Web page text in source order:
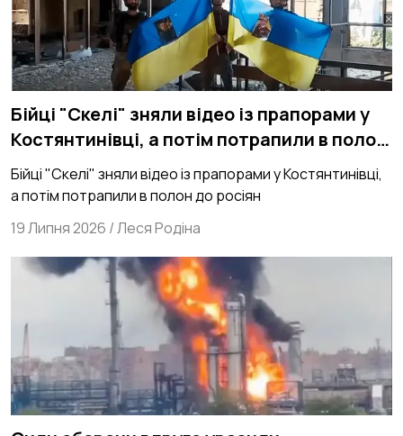
Бійці "Скелі" зняли відео із прапорами у
Костянтинівці, а потім потрапили в полон
до росіян
Бійці "Скелі" зняли відео із прапорами у Костянтинівці,
а потім потрапили в полон до росіян
19 Липня 2026 /Леся Родіна